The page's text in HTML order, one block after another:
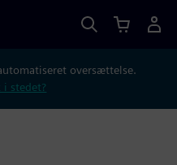
oversættelse.
i stedet?